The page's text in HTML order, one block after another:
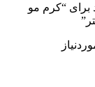
برای “کرم مو